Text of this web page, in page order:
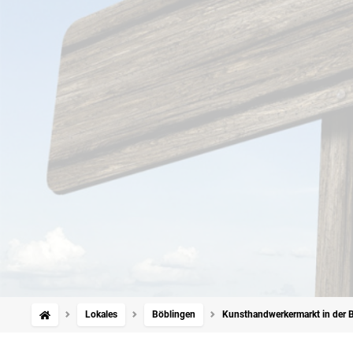
Lokales Böblingen Kunsthandwerkermarkt in der